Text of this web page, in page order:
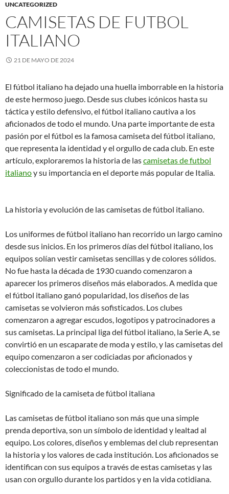
UNCATEGORIZED
CAMISETAS DE FUTBOL
ITALIANO
21 DE MAYO DE 2024
El fútbol italiano ha dejado una huella imborrable en la historia
de este hermoso juego. Desde sus clubes icónicos hasta su
táctica y estilo defensivo, el fútbol italiano cautiva a los
aficionados de todo el mundo. Una parte importante de esta
pasión por el fútbol es la famosa camiseta del fútbol italiano,
que representa la identidad y el orgullo de cada club. En este
artículo, exploraremos la historia de lascamisetas de futbol
italianoy su importancia en el deporte más popular de Italia.
La historia y evolución de las camisetas de fútbol italiano.
Los uniformes de fútbol italiano han recorrido un largo camino
desde sus inicios. En los primeros días del fútbol italiano, los
equipos solían vestir camisetas sencillas y de colores sólidos.
No fue hasta la década de 1930 cuando comenzaron a
aparecer los primeros diseños más elaborados. A medida que
el fútbol italiano ganó popularidad, los diseños de las
camisetas se volvieron más sofisticados. Los clubes
comenzaron a agregar escudos, logotipos y patrocinadores a
sus camisetas. La principal liga del fútbol italiano, la Serie A, se
convirtió en un escaparate de moda y estilo, y las camisetas del
equipo comenzaron a ser codiciadas por aficionados y
coleccionistas de todo el mundo.
Significado de la camiseta de fútbol italiana
Las camisetas de fútbol italiano son más que una simple
prenda deportiva, son un símbolo de identidad y lealtad al
equipo. Los colores, diseños y emblemas del club representan
la historia y los valores de cada institución. Los aficionados se
identifican con sus equipos a través de estas camisetas y las
usan con orgullo durante los partidos y en la vida cotidiana.